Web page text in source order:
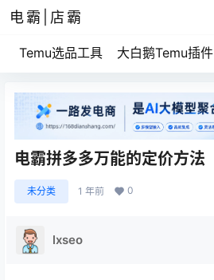
电霸|店霸
Temu选品工具 大白鹅Temu插件
电霸拼多多万能的定价方法
未分类 1 年前 0
lxseo